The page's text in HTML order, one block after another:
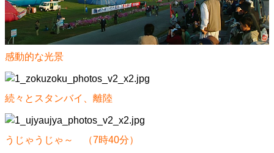
感動的な光景
続々とスタンバイ、離陸
うじゃうじゃ～ （7時40分）